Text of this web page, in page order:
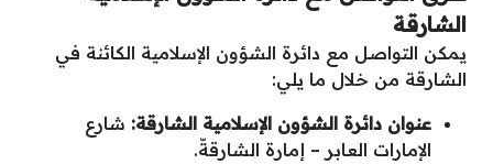
الشارقة
يمكن التواصل مع دائرة الشؤون الإسلامية الكائنة في
الشارقة من خلال ما يلي:
عنوان دائرة الشؤون الإسلامية الشارقة: شارع
الإمارات العابر – إمارة الشارقةّ.